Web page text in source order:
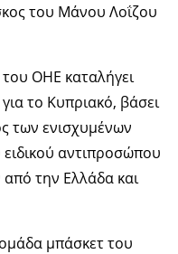
του Μάνου Λοΐζου
ΟΗΕ καταλήγει
το Κυπριακό, βάσει
των ενισχυμένων
αντιπροσώπου
την Ελλάδα και
μπάσκετ του